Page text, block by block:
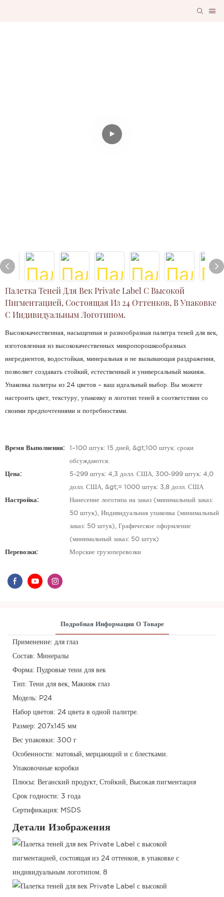
Палетка Теней Для Век Private Label С Высокой
Пигментацией, Состоящая Из 24 Оттенков, В Упаковке
С Индивидуальным Логотипом.
Высококачественная, насыщенная и разнообразная палитра теней для век,
изготовленная из высококачественных микропорошкообразных
ингредиентов, водостойкая, минеральная и не вызывающая раздражения,
позволяет создавать стойкий, естественный и универсальный макияж.
Упаковка палитры из 24 цветов – ваш идеальный выбор. Вы можете
настроить цвет, текстуру, упаковку и логотип теней в соответствии со
своими предпочтениями и потребностями.
Время Выполнения: 1–100 штук: 15 дней, &gt;100 штук: сроки
обсуждаются.
Цена: 5-299 штук: 4,3 долл. США, 300-999 штук: 4,0
долл. США, &gt;= 1000 штук: 3,8 долл. США
Настройка: Нанесение логотипа на заказ (минимальный заказ:
50 штук), Индивидуальная упаковка (минимальный
заказ: 50 штук), Графическое оформление
(минимальный заказ: 50 штук)
Перевозки: Морские грузоперевозки
Подробная Информация О Товаре
Применение: для глаз
Состав: Минералы
Форма: Пудровые тени для век
Тип: Тени для век, Макияж глаз
Модель: P24
Набор цветов: 24 цвета в одной палитре.
Размер: 207х145 мм
Вес упаковки: 300 г
Особенности: матовый, мерцающий и с блестками.
Упаковочные коробки
Плюсы: Веганский продукт, Стойкий, Высокая пигментация
Срок годности: 3 года
Сертификация: MSDS
Детали Изображения